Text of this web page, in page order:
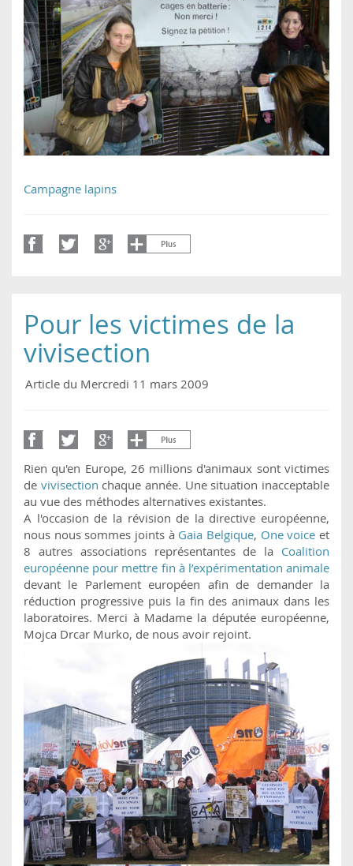
Campagne lapins
Pour les victimes de la
vivisection
Article du Mercredi 11 mars 2009
Rien qu'en Europe, 26 millions d'animaux sont victimes
de vivisection chaque année. Une situation inacceptable
au vue des méthodes alternatives existantes.
A l'occasion de la révision de la directive européenne,
nous nous sommes joints à Gaia Belgique, One voice et
8 autres associations représentantes de la Coalition
européenne pour mettre fin à l’expérimentation animale
devant le Parlement européen afin de demander la
réduction progressive puis la fin des animaux dans les
laboratoires. Merci à Madame la députée européenne,
Mojca Drcar Murko, de nous avoir rejoint.